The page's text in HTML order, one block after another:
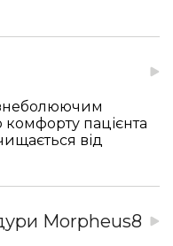
пацієнта
від
Morpheus8